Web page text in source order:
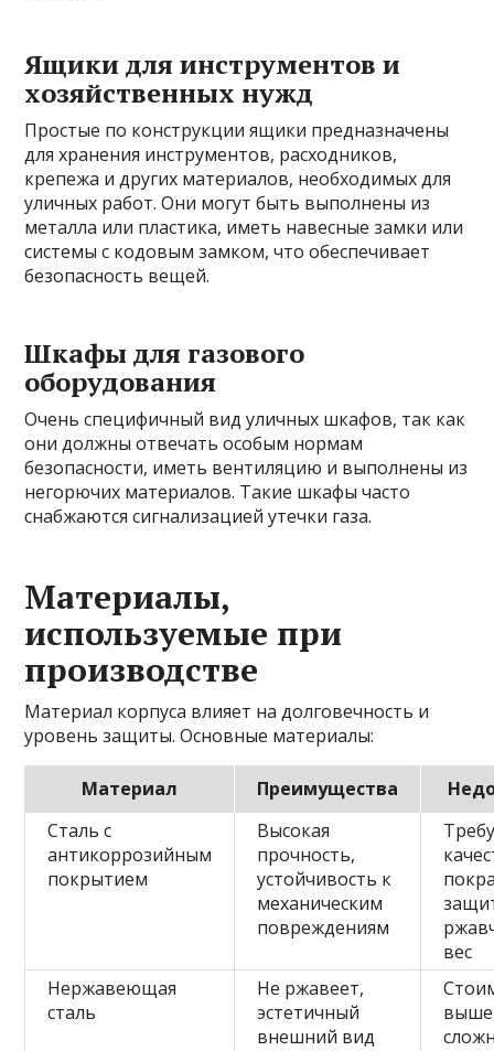
Ящики для инструментов и
хозяйственных нужд
Простые по конструкции ящики предназначены
для хранения инструментов, расходников,
крепежа и других материалов, необходимых для
уличных работ. Они могут быть выполнены из
металла или пластика, иметь навесные замки или
системы с кодовым замком, что обеспечивает
безопасность вещей.
Шкафы для газового
оборудования
Очень специфичный вид уличных шкафов, так как
они должны отвечать особым нормам
безопасности, иметь вентиляцию и выполнены из
негорючих материалов. Такие шкафы часто
снабжаются сигнализацией утечки газа.
Материалы,
используемые при
производстве
Материал корпуса влияет на долговечность и
уровень защиты. Основные материалы:
Материал Преимущества
Сталь с
антикоррозийным
покрытием
Высокая
прочность,
устойчивость к
механическим
повреждениям
вес
Нержавеющая
сталь
Не ржавеет,
эстетичный
внешний вид